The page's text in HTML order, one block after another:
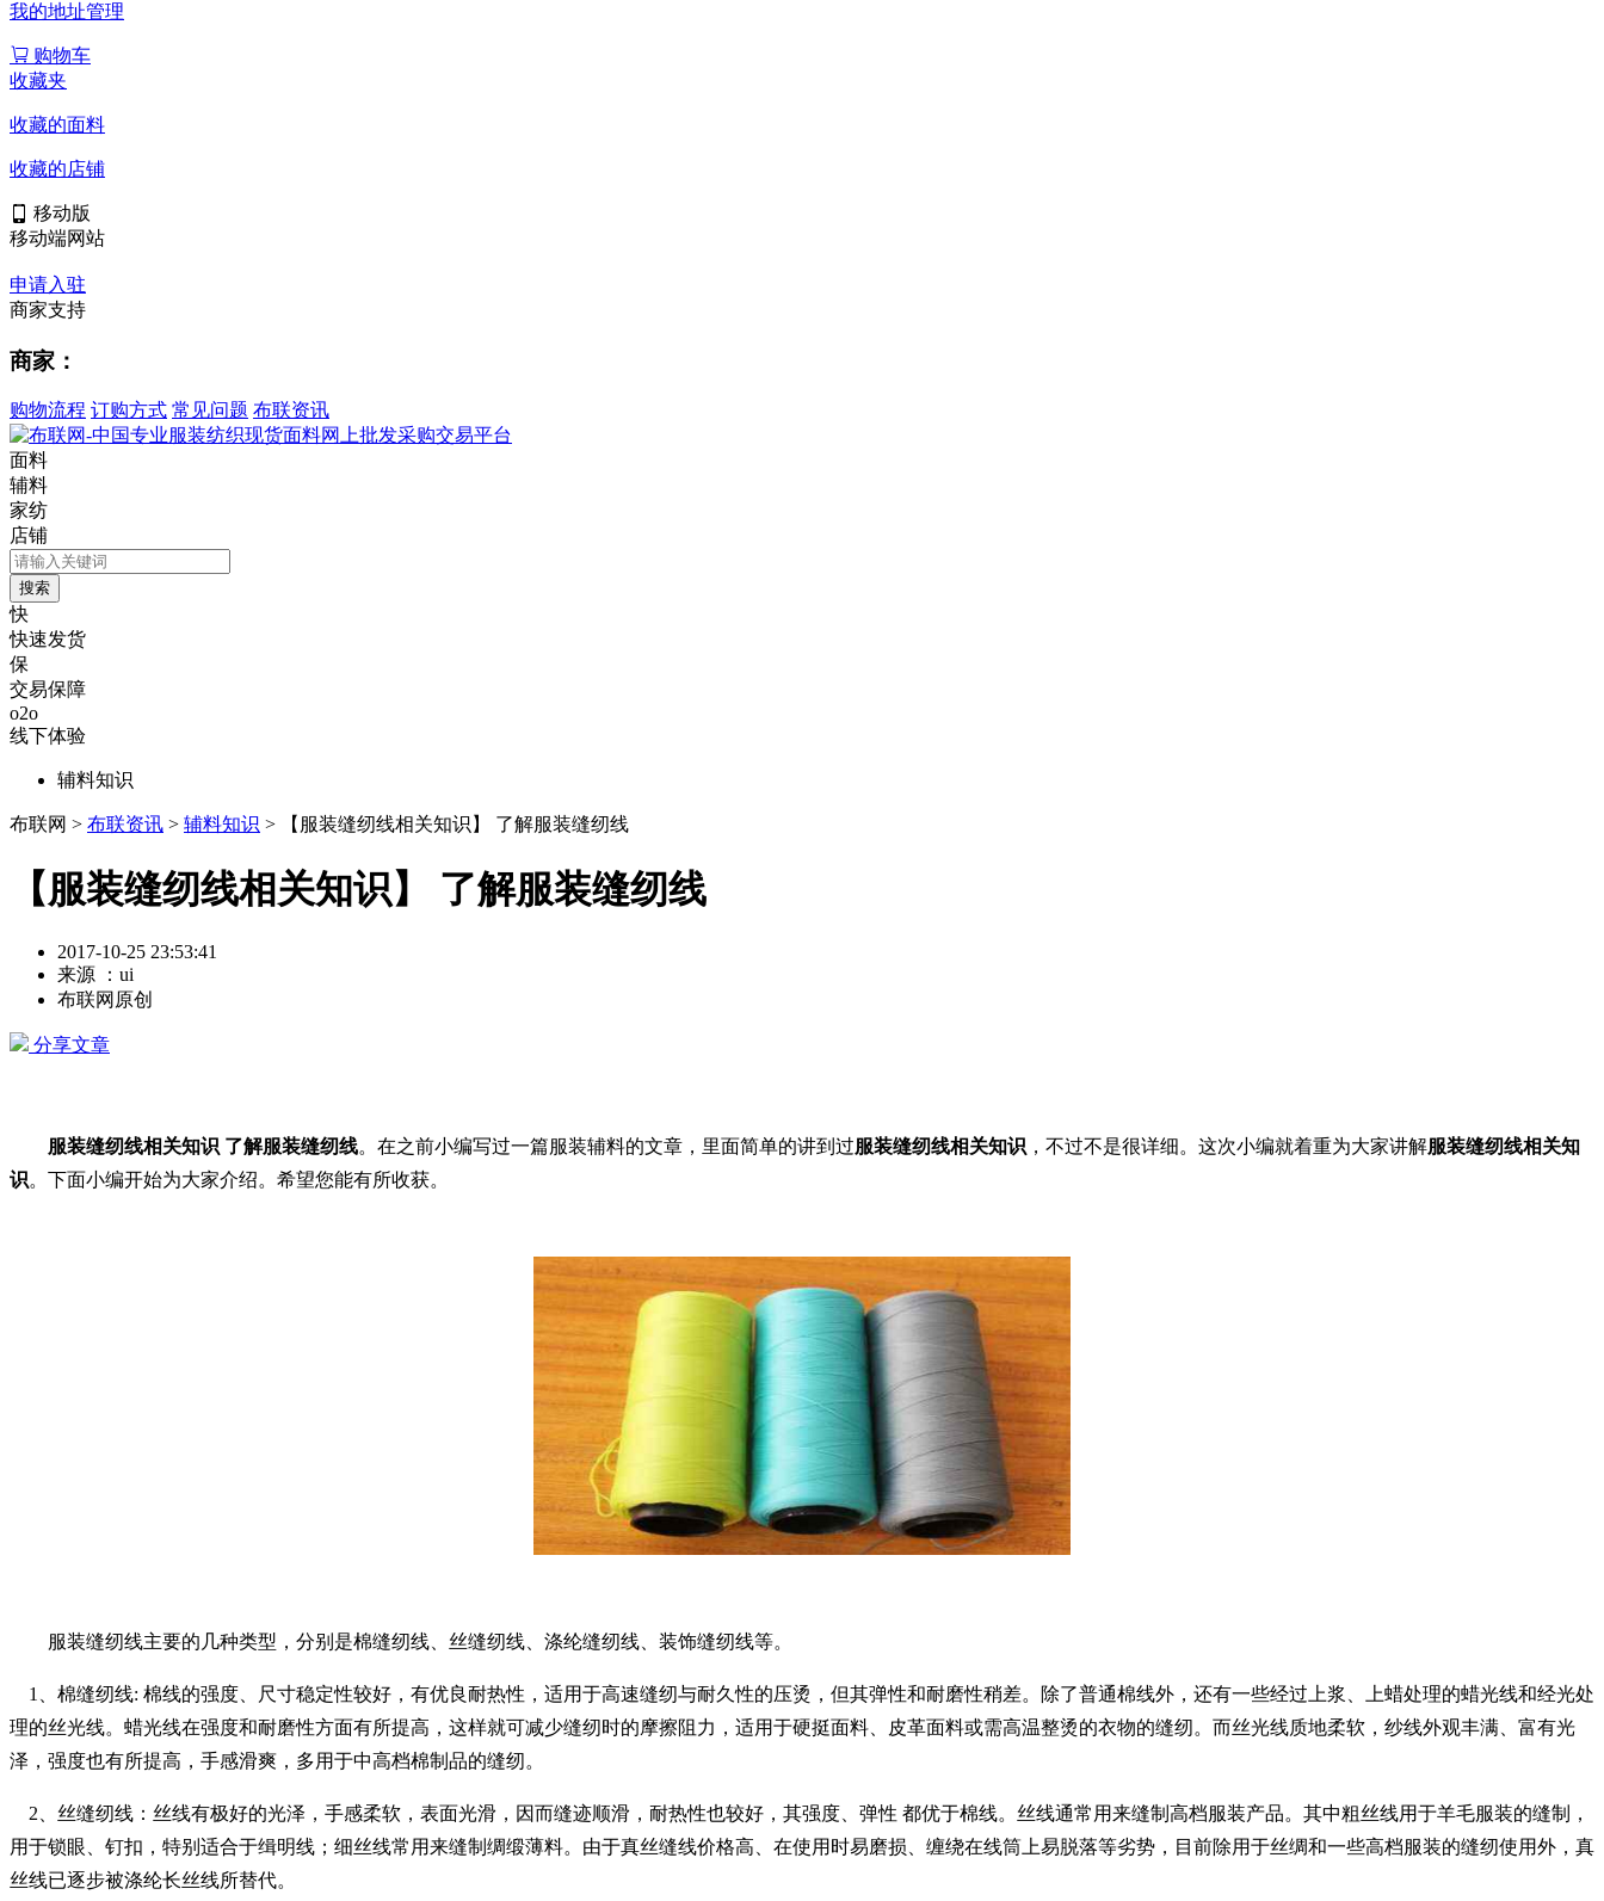
我的地址管理
购物车
收藏夹
收藏的面料
收藏的店铺
移动版
移动端网站
申请入驻
商家支持
商家：
购物流程 订购方式 常见问题 布联资讯
面料
辅料
家纺
店铺
快
快速发货
保
交易保障
o2o
线下体验
辅料知识
布联网 > 布联资讯 > 辅料知识 > 【服装缝纫线相关知识】 了解服装缝纫线
【服装缝纫线相关知识】 了解服装缝纫线
2017-10-25 23:53:41
来源 ：ui
布联网原创
分享文章
服装缝纫线相关知识 了解服装缝纫线。在之前小编写过一篇服装辅料的文章，里面简单的讲到过服装缝纫线相关知识 ，不过不是很详细。这次小编就着重为大家讲解服装缝纫线相关知
识。下面小编开始为大家介绍。希望您能有所收获。
服装缝纫线主要的几种类型，分别是棉缝纫线、丝缝纫线、涤纶缝纫线、装饰缝纫线等。
1、 棉缝纫线: 棉线的强度、尺寸稳定性较好，有优良耐热性，适用于高速缝纫与耐久性的压烫，但其弹性和耐磨性稍差。除了普通棉线外，还有一些经过上浆、上蜡处理的蜡光线和经光处
理的丝光线。蜡光线在强度和耐磨性方面有所提高，这样就可减少缝纫时的摩擦阻力，适用于硬挺面料、皮革面料或需高温整烫的衣物的缝纫。而丝光线质地柔软，纱线外观丰满、富有光
泽，强度也有所提高，手感滑爽，多用于中高档棉制品的缝纫。
2、 丝缝纫线：丝线有极好的光泽，手感柔软，表面光滑，因而缝迹顺滑，耐热性也较好，其强度、弹性 都优于棉线。丝线通常用来缝制高档服装产品。其中粗丝线用于羊毛服装的缝制，
用于锁眼、钉扣，特别适合于缉明线；细丝线常用来缝制绸缎薄料。由于真丝缝线价格高、在使用时易磨损、缠绕在线筒上易脱落等劣势，目前除用于丝绸和一些高档服装的缝纫使用外，真
丝线已逐步被涤纶长丝线所替代。